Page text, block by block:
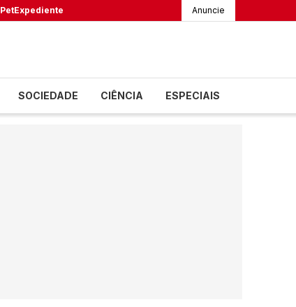
PetExpediente Anuncie
SOCIEDADE CIÊNCIA ESPECIAIS